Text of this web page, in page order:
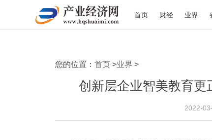
首页 财经 业界
您的位置： 首页 >业界 >
创新层企业智美教育更
2022-